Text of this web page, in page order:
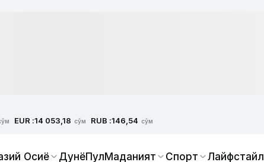
EUR :14 053,18 сўм RUB :146,54 сўм
Осиё ДунёПулМаданият Спорт Лайфстайл